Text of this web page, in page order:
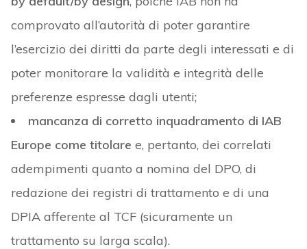
comprovato all’autorità di poter garantire
l’esercizio dei diritti da parte degli interessati e di
poter monitorare la validità e integrità delle
preferenze espresse dagli utenti;
mancanza di corretto inquadramento di IAB
Europe come titolare e, pertanto, dei correlati
adempimenti quanto a nomina del DPO, di
redazione dei registri di trattamento e di una
DPIA afferente al TCF (sicuramente un
trattamento su larga scala).